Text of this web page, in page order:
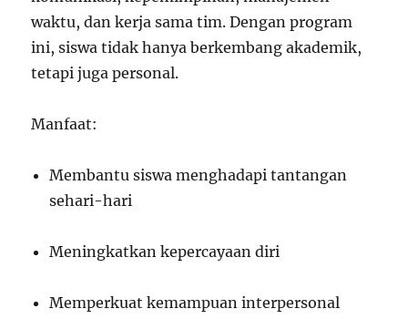
waktu, dan kerja sama tim. Dengan program
ini, siswa tidak hanya berkembang akademik,
tetapi juga personal.
Manfaat:
Membantu siswa menghadapi tantangan
sehari-hari
Meningkatkan kepercayaan diri
Memperkuat kemampuan interpersonal